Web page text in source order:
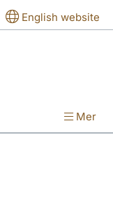
English website
Mer